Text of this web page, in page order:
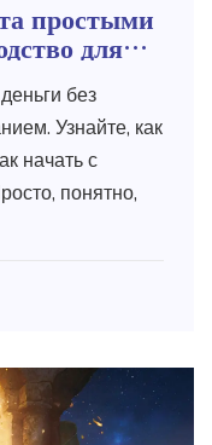
простыми
для
без
Узнайте, как
начать с
понятно,